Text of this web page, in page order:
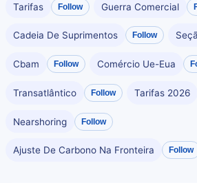
Tarifas Follow Guerra Comercial
Cadeia De Suprimentos Follow
Cbam Follow Comércio Ue-Eua
Transatlântico Follow Tarifas 2026
Nearshoring Follow
Ajuste De Carbono Na Fronteira Follow